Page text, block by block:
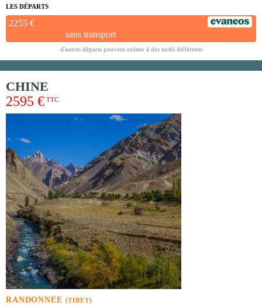
LES DÉPARTS
2255 €
sans transport
d'autres départs peuvent exister à des tarifs différents
CHINE
2595 € TTC
RANDONNÉE (TIBET)